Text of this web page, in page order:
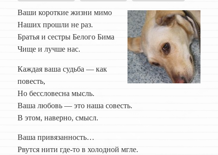
Ваши короткие жизни мимо
Наших прошли не раз.
Братья и сестры Белого Бима
Чище и лучше нас.
Каждая ваша судьба — как
повесть,
Но бессловесна мысль.
Ваша любовь — это наша совесть.
В этом, наверно, смысл.
Ваша привязанность…
Рвутся нити где-то в холодной мгле.